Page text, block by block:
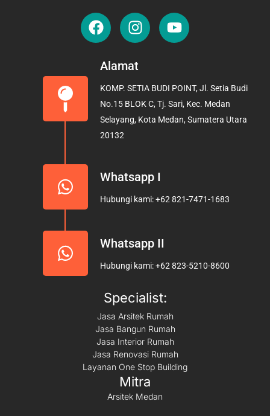
F
a
e
o
o
k
I
n
t
g
r
a
Y
o
b
e
Alamat
KOMP. SETIA BUDI POINT, Jl. Setia Budi
No.15 BLOK C, Tj. Sari, Kec. Medan
Selayang, Kota Medan, Sumatera Utara
20132
Whatsapp I
Hubungi kami: +62 821-7471-1683
Whatsapp II
Hubungi kami: +62 823-5210-8600
Specialist:
Jasa Arsitek Rumah
Jasa Bangun Rumah
Jasa Interior Rumah
Jasa Renovasi Rumah
Layanan One Stop Building
Mitra
Arsitek Medan